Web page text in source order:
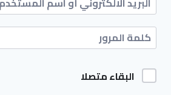
البقاء متصلا